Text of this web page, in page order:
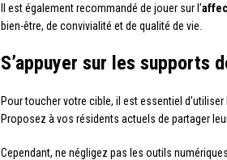
Il est également recommandé de jouer sur l’
bien-être, de convivialité et de qualité de vie.
S’appuyer sur les supports
Pour toucher votre cible, il est essentiel d’utiliser
Proposez à vos résidents actuels de partager
Cependant, ne négligez pas les outils